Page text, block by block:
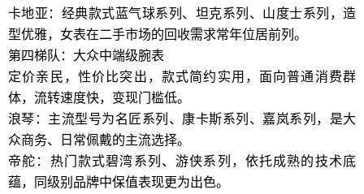
卡地亚：经典款式蓝气球系列、坦克系列、山度士系列，造
型优雅，女表在二手市场的回收需求常年位居前列。
第四梯队：大众中端级腕表
定价亲民，性价比突出，款式简约实用，面向普通消费群
体，流转速度快，变现门槛低。
浪琴：主流型号为名匠系列、康卡斯系列、嘉岚系列，是大
众商务、日常佩戴的主流选择。
帝舵：热门款式碧湾系列、游侠系列，依托成熟的技术底
蕴，同级别品牌中保值表现更为出色。